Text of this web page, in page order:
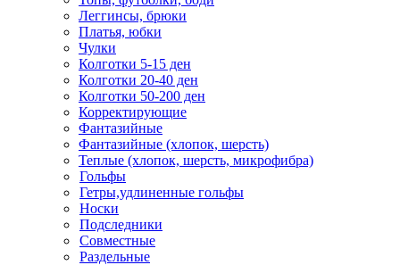
Леггинсы, брюки
Платья, юбки
Чулки
Колготки 5-15 ден
Колготки 20-40 ден
Колготки 50-200 ден
Корректирующие
Фантазийные
Фантазийные (хлопок, шерсть)
Теплые (хлопок, шерсть, микрофибра)
Гольфы
Гетры,удлиненные гольфы
Носки
Подследники
Совместные
Раздельные